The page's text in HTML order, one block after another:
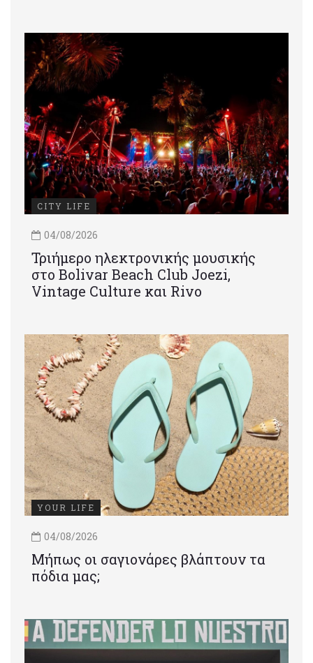
CITY LIFE
04/08/2026
Τριήμερο ηλεκτρονικής μουσικής
στο Bolivar Beach Club Joezi,
Vintage Culture και Rivo
YOUR LIFE
04/08/2026
Μήπως οι σαγιονάρες βλάπτουν τα
πόδια μας;